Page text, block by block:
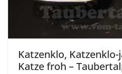
Katzenklo,
Katze froh –